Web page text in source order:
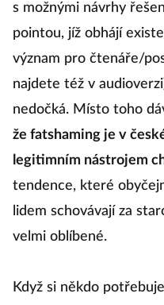
s možnými návrhy
pointou, jíž obhájí
význam pro čtenáře/
najdete též v
nedočká. Místo toho
že fatshaming je v
legitimním nástrojem
tendence, které
lidem schovávají za
velmi oblíbené.
Když si někdo